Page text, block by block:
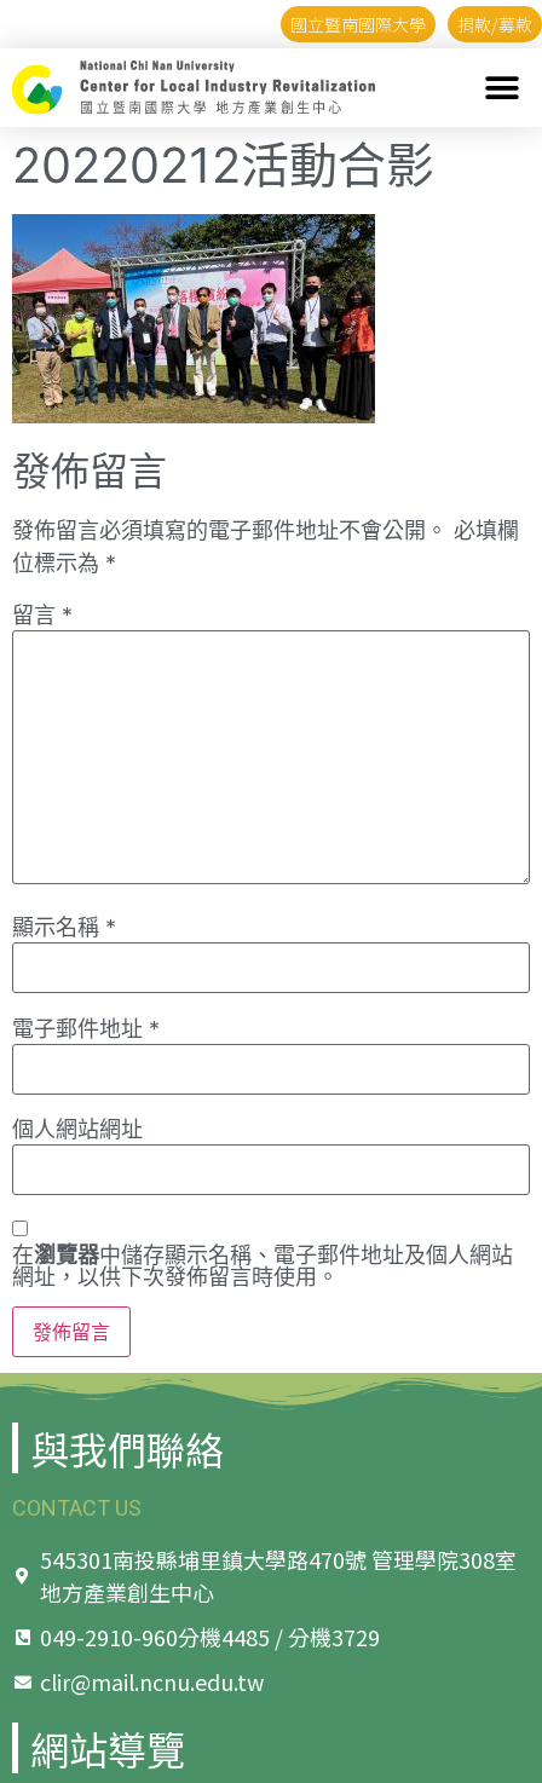
國立暨南國際大學 捐款/募款
20220212活動合影
發佈留言
發佈留言必須填寫的電子郵件地址不會公開。 必填欄
位標示為 *
留言 *
顯示名稱 *
電子郵件地址 *
個人網站網址
在瀏覽器中儲存顯示名稱、電子郵件地址及個人網站
網址，以供下次發佈留言時使用。
與我們聯絡
CONTACT US
545301南投縣埔里鎮大學路470號 管理學院308室
地方產業創生中心
049-2910-960分機4485 / 分機3729
clir@mail.ncnu.edu.tw
網站導覽